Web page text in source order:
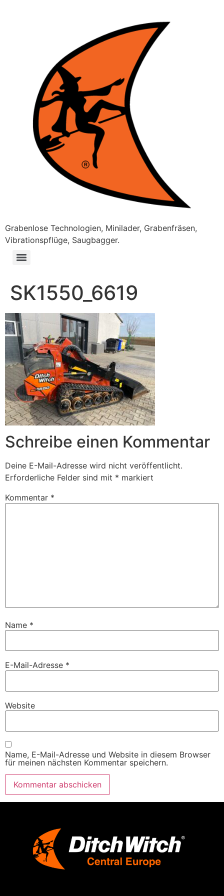
Grabenlose Technologien, Minilader, Grabenfräsen,
Vibrationspflüge, Saugbagger.
SK1550_6619
Schreibe einen Kommentar
Deine E-Mail-Adresse wird nicht veröffentlicht.
Erforderliche Felder sind mit * markiert
Kommentar *
Name *
E-Mail-Adresse *
Website
Name, E-Mail-Adresse und Website in diesem Browser
für meinen nächsten Kommentar speichern.